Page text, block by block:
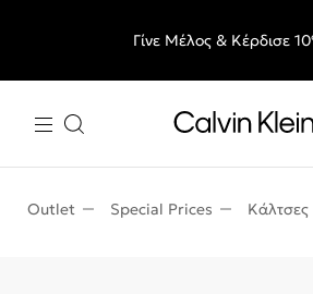
End of Season Sale: Αγαπημένα styles,
εντός 60 ημερών
Γίνε Μέλος & Κέρδισε
Outlet Special Prices Κάλτσες